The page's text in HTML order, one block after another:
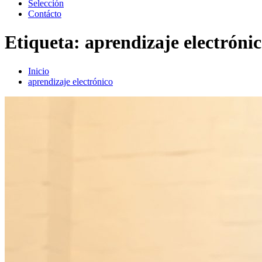
Selección
Contácto
Etiqueta: aprendizaje
Inicio
aprendizaje electrónico